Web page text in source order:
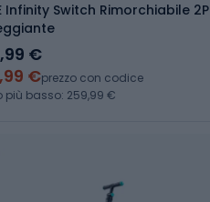
Infinity Switch Rimorchiabile 2P
€
€prezzo con codice
più basso: 259,99 €